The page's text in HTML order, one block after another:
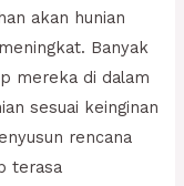
akan hunian
Banyak
mereka di dalam
sesuai keinginan
rencana
terasa